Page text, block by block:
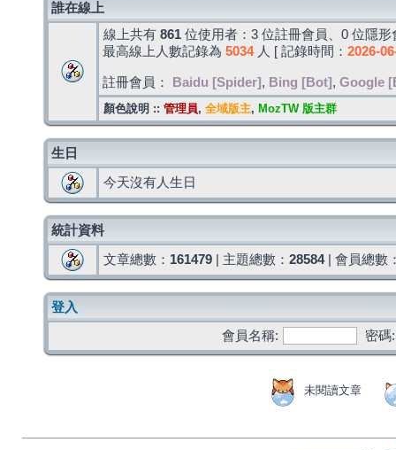
誰在線上
線上共有 861 位使用者：3 位註冊會員、0 位隱
最高線上人數記錄為 5034人 [ 記錄時間： 2026-
註冊會員： Baidu [Spider] , Bing [Bot] , Google
顏色說明 :: 管理員, 全域版主, MozTW 版主群
生日
今天沒有人生日
統計資料
文章總數： 161479 | 主題總數： 28584| 會員總數
登入
會員名稱:
密碼:
未閱讀文章